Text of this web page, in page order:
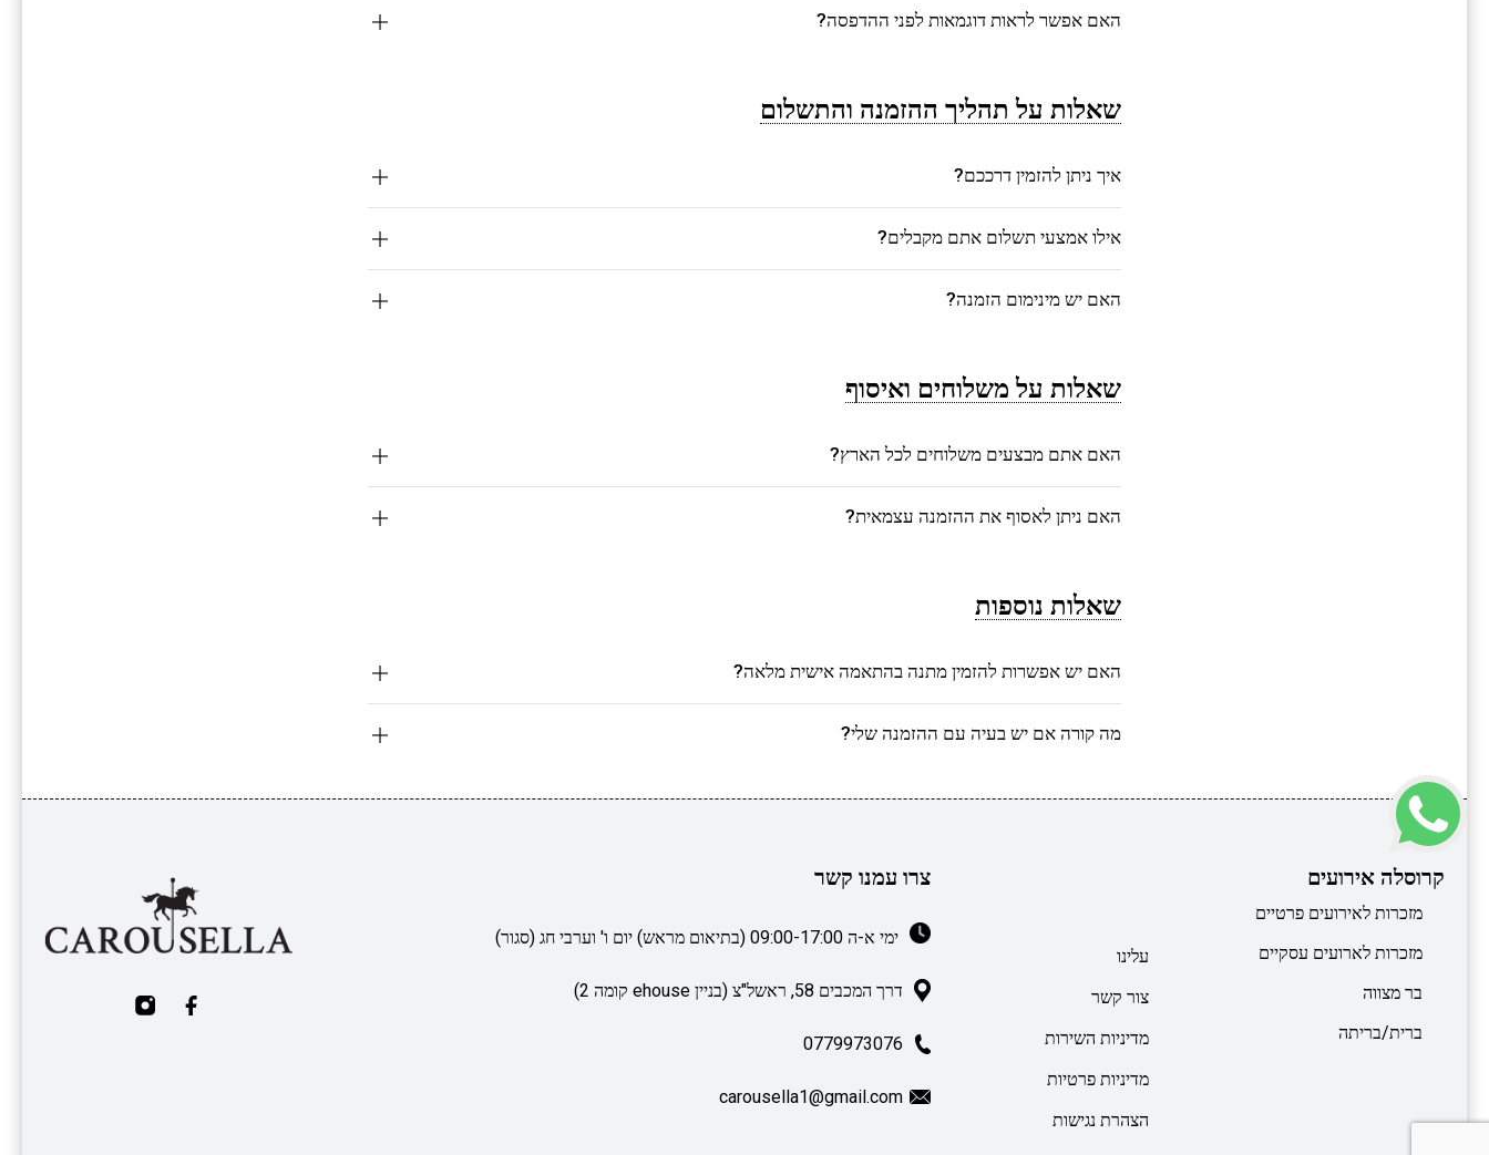
האם אפשר לראות דוגמאות לפני ההדפסה?
שאלות על תהליך ההזמנה והתשלום
איך ניתן להזמין דרככם?
אילו אמצעי תשלום אתם מקבלים?
האם יש מינימום הזמנה?
שאלות על משלוחים ואיסוף
האם אתם מבצעים משלוחים לכל הארץ?
האם ניתן לאסוף את ההזמנה עצמאית?
שאלות נוספות
האם יש אפשרות להזמין מתנה בהתאמה אישית מלאה?
מה קורה אם יש בעיה עם ההזמנה שלי?
קרוסלה אירועים
מזכרות לאירועים פרטיים
מזכרות לארועים עסקיים
בר מצווה
ברית/בריתה
עלינו
צור קשר
מדיניות השירות
מדיניות פרטיות
הצהרת נגישות
צרו עמנו קשר
ימי א-ה 09:00-17:00 (בתיאום מראש) יום ו' וערבי חג (סגור)
דרך המכבים 58, ראשל"צ (בניין ehouse קומה 2)
0779973076
carousella1@gmail.com